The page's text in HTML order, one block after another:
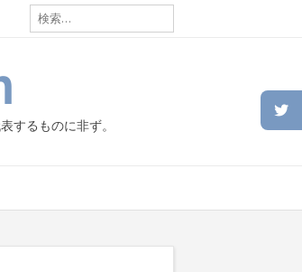
検
索:
するものに非ず。